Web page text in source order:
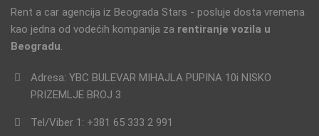
Rent a car agencija iz Beograda Stars - posluje dosta vremena
kao jedna od vodećih kompanija za rentiranje vozila u
Beogradu.
Adresa: YBC BULEVAR MIHAJLA PUPINA 10i NISKO
PRIZEMLJE BROJ 3
Tel/Viber 1: +381 65 333 2 991